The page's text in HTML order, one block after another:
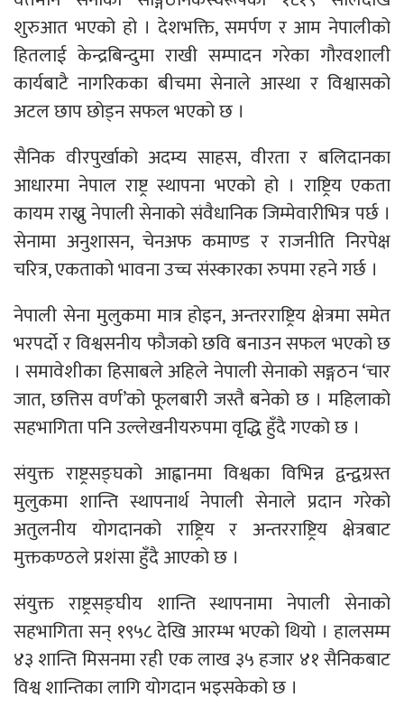
शुरुआत भएको हो । देशभक्ति, समर्पण र आम नेपालीको
हितलाई केन्द्रबिन्दुमा राखी सम्पादन गरेका गौरवशाली
कार्यबाटै नागरिकका बीचमा सेनाले आस्था र विश्वासको
अटल छाप छोड्न सफल भएको छ ।
सैनिक वीरपुर्खाको अदम्य साहस, वीरता र बलिदानका
आधारमा नेपाल राष्ट्र स्थापना भएको हो । राष्ट्रिय एकता
कायम राख्नु नेपाली सेनाको संवैधानिक जिम्मेवारीभित्र पर्छ ।
सेनामा अनुशासन, चेनअफ कमाण्ड र राजनीति निरपेक्ष
चरित्र, एकताको भावना उच्च संस्कारका रुपमा रहने गर्छ ।
नेपाली सेना मुलुकमा मात्र होइन, अन्तरराष्ट्रिय क्षेत्रमा समेत
भरपर्दो र विश्वसनीय फौजको छवि बनाउन सफल भएको छ
। समावेशीका हिसाबले अहिले नेपाली सेनाको सङ्गठन ‘चार
जात, छत्तिस वर्ण’को फूलबारी जस्तै बनेको छ । महिलाको
सहभागिता पनि उल्लेखनीयरुपमा वृद्धि हुँदै गएको छ ।
संयुक्त राष्ट्रसङ्घको आह्वानमा विश्वका विभिन्न द्वन्द्वग्रस्त
मुलुकमा शान्ति स्थापनार्थ नेपाली सेनाले प्रदान गरेको
अतुलनीय योगदानको राष्ट्रिय र अन्तरराष्ट्रिय क्षेत्रबाट
मुक्तकण्ठले प्रशंसा हुँदै आएको छ ।
संयुक्त राष्ट्रसङ्घीय शान्ति स्थापनामा नेपाली सेनाको
सहभागिता सन् १९५८ देखि आरम्भ भएको थियो । हालसम्म
४३ शान्ति मिसनमा रही एक लाख ३५ हजार ४१ सैनिकबाट
विश्व शान्तिका लागि योगदान भइसकेको छ ।